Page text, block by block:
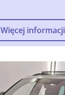
Więcej informacji